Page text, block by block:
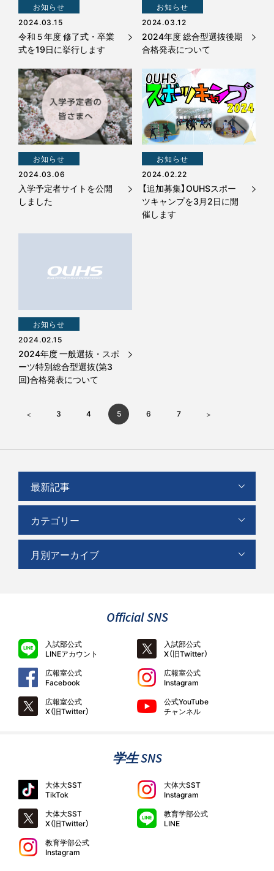
お知らせ
2024.03.15
令和５年度 修了式・卒業
式を19日に挙行します
お知らせ
2024.03.12
2024年度 総合型選抜後期
合格発表について
お知らせ
2024.03.06
入学予定者サイトを公開
しました
お知らせ
2024.02.22
【追加募集】OUHSスポー
ツキャンプを3月2日に開
催します
お知らせ
2024.02.15
2024年度 一般選抜・スポ
ーツ特別総合型選抜(第3
回)合格発表について
3 4 5 6 7
最新記事
カテゴリー
月別アーカイブ
Official SNS
入試部公式
LINEアカウント
入試部公式
X（旧Twitter）
広報室公式
Facebook
広報室公式
Instagram
広報室公式
X（旧Twitter）
公式YouTube
チャンネル
学生 SNS
大体大SST
TikTok
大体大SST
Instagram
大体大SST
X（旧Twitter）
教育学部公式
LINE
教育学部公式
Instagram